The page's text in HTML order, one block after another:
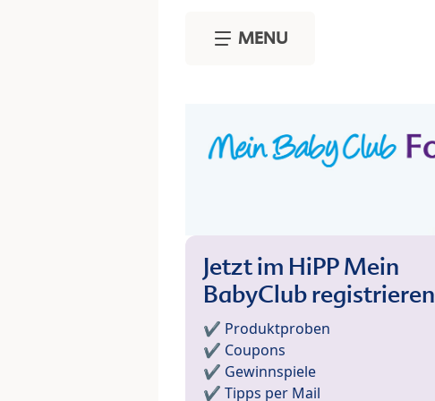
MENU
Jetzt im HiPP Mein
BabyClub registrieren
✔️ Produktproben
✔️ Coupons
✔️ Gewinnspiele
✔️ Tipps per Mail